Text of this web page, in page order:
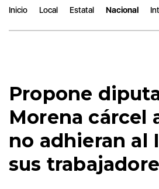
Inicio Local Estatal Nacional
Propone
Morena cárcel
no adhieran al
sus